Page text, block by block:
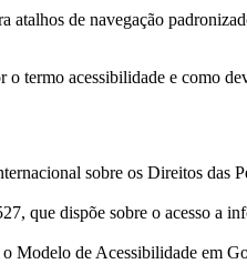
de navegação
termo acessibilidade e como
sobre os Direitos das
que dispõe sobre o acesso a
Modelo de Acessibilidade em